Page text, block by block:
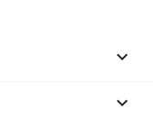

